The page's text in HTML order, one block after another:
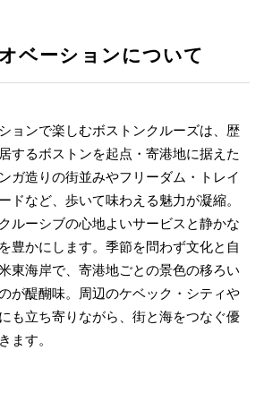
ベーションについて
ョンで楽しむボストンクルーズは、歴
するボストンを起点・寄港地に据えた
ガ造りの街並みやフリーダム・トレイ
ドなど、歩いて味わえる魅力が凝縮。
ルーシブの心地よいサービスと静かな
豊かにします。季節を問わず文化と自
東海岸で、寄港地ごとの景色の移ろい
が醍醐味。周辺のケベック・シティや
も立ち寄りながら、街と海をつなぐ優
ます。